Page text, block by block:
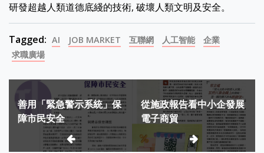
研發超越人類道德底綫的技術, 破壞人類文明及安全。
Tagged: AI JOB MARKET 互聯網 人工智能
企業
求職廣場
Post
navigation
善用「緊急警示系統」保
障市民安全
從施政報告看中小企發展
電子商貿